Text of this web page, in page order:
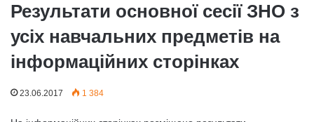
Результати основної сесії ЗНО з
усіх навчальних предметів на
інформаційних сторінках
23.06.2017 1 384